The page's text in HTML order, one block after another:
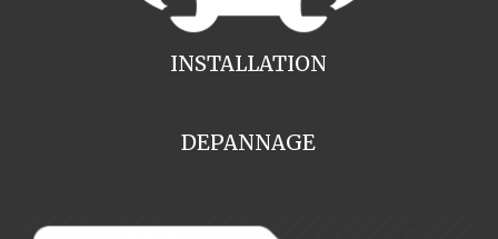
INSTALLATION
DEPANNAGE